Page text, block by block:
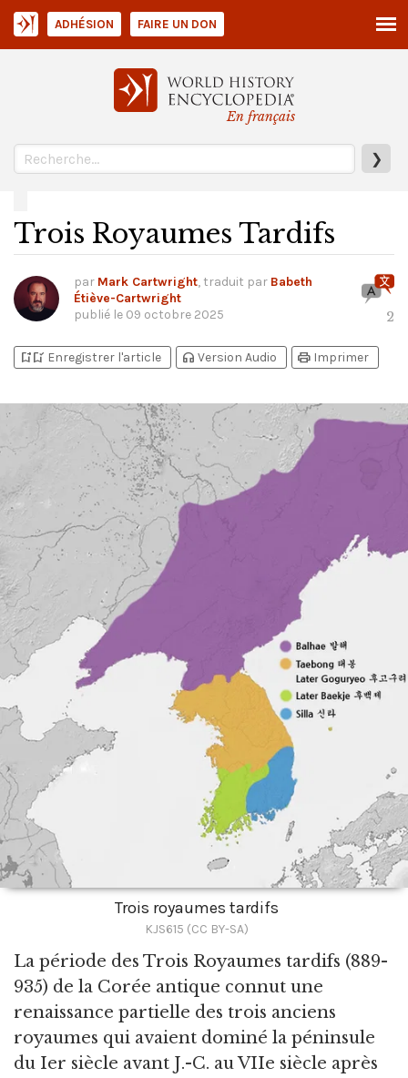
En français
❯
ADHÉSION FAIRE UN DON
Trois Royaumes Tardifs
par Mark Cartwright, traduit par Babeth
Étiève-Cartwright
publié le 09 octobre 2025 2
bookmark_addbookmark_added Enregistrer l'article headphones Version Audio print Imprimer
Trois royaumes tardifs
KJS615 (CC BY-SA)
La période des Trois Royaumes tardifs (889-
935) de la Corée antique connut une
renaissance partielle des trois anciens
royaumes qui avaient dominé la péninsule
du Ier siècle avant J.-C. au VIIe siècle après